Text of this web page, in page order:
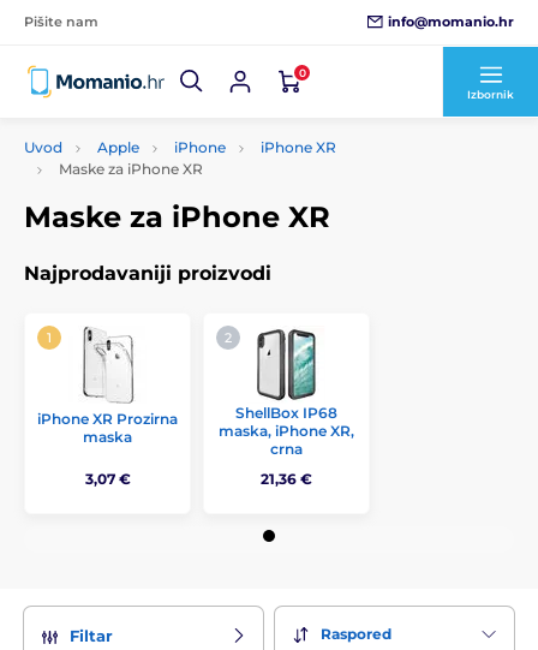
Pišite nam info@momanio.hr
0
Izbornik
Uvod Apple iPhone
iPhone XR
Maske za iPhone XR
Maske za iPhone XR
Najprodavaniji proizvodi
iPhone XR Prozirna
maska
3,07 €
ShellBox IP68
maska, iPhone XR,
crna
21,36 €
Filtar Raspored